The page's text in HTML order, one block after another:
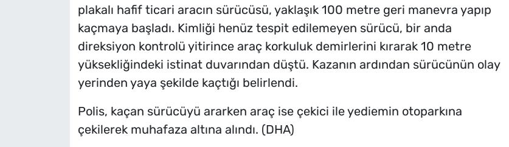
plakalı hafif ticari aracın sürücüsü, yaklaşık 100 metre geri manevra yapıp
kaçmaya başladı. Kimliği henüz tespit edilemeyen sürücü, bir anda
direksiyon kontrolü yitirince araç korkuluk demirlerini kırarak 10 metre
yüksekliğindeki istinat duvarından düştü. Kazanın ardından sürücünün olay
yerinden yaya şekilde kaçtığı belirlendi.
Polis, kaçan sürücüyü ararken araç ise çekici ile yediemin otoparkına
çekilerek muhafaza altına alındı. (DHA)